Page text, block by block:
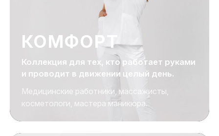
КОМФОРТ
Коллекция для тех, кто работает руками
и проводит в движении целый день.
Медицинские работники, массажисты,
косметологи, мастера маникюра.